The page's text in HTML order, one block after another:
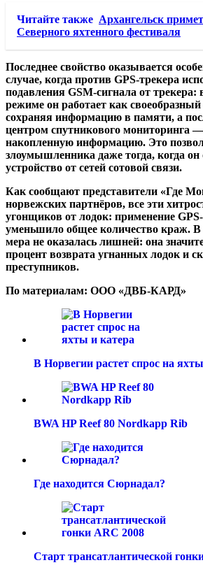
Читайте также Архангельск
Северного яхтенного фестиваля
Последнее свойство оказывается
случае, когда против GPS-трекера
подавления GSM-сигнала от трекера:
режиме он работает как
сохраняя информацию в памяти, а
центром спутникового мониторинга —
накопленную информацию. Это
злоумышленника даже тогда, когда он
устройство от сетей сотовой связи.
Как сообщают представители «Где
норвежских партнёров, все эти
угонщиков от лодок: применение
уменьшило общее количество краж.
мера не оказалась лишней: она
процент возврата угнанных лодок и
преступников.
По материалам: ООО «ДВБ-КАРД»
В Норвегии растет спрос на
BWA HP Reef 80 Nordkapp Rib
Где находится Сюрнадал?
Старт трансатлантической